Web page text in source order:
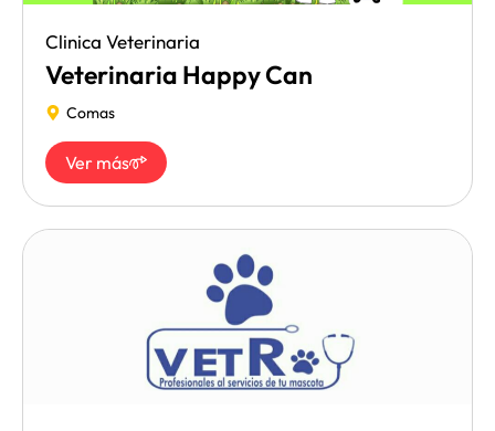
Clinica Veterinaria
Veterinaria Happy Can
Comas
Ver más